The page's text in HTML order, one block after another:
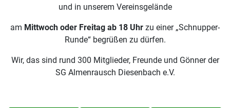
und in unserem Vereinsgelände
am Mittwoch oder Freitag ab 18 Uhr zu einer „Schnupper-
Runde“ begrüßen zu dürfen.
Wir, das sind rund 300 Mitglieder, Freunde und Gönner der
SG Almenrausch Diesenbach e.V.